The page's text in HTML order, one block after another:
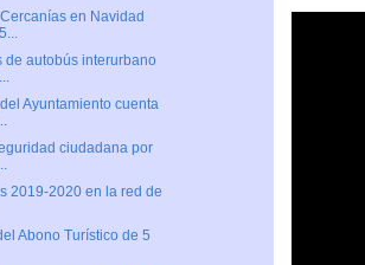
en Navidad
de autobús interurbano
Ayuntamiento cuenta
ciudadana por
2019-2020 en la red de
Abono Turístico de 5